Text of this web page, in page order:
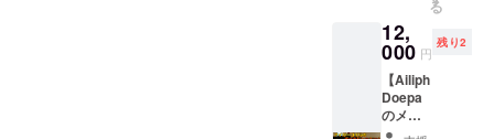
は撮影
不可能
な場合
が御座
いま
す。 ※
カスタ
ネッ
ト、オ
カリナ
等) ※ス
タジオ
②アイ
ガーゴ
イルと
朝食 ③
アイ
ガーゴ
イルと
る
12,
000 円
残り2
【Ailiph
Doepa
のメン
バー